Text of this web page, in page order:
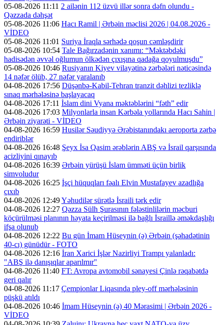
05-08-2026 11:11 2 ailənin 112 üzvü illər sonra dəfn olundu -
Qəzzada dəhşət
05-08-2026 11:06 Hacı Ramil | Ərbəin məclisi 2026 | 04.08.2026 -
VİDEO
05-08-2026 11:01 Suriya İraqla sərhədə qoşun cəmləşdirir
05-08-2026 10:54 Tale Bağırzadənin xanımı: “Məktəbdəki
hadisədən əvvəl oğlumun ölkədən çıxışına qadağa qoyulmuşdu”
05-08-2026 10:46 Rusiyanın Kiyev vilayətinə zərbələri nəticəsində
14 nəfər ölüb, 27 nəfər yaralanıb
04-08-2026 17:56 Düşənbə-Kabil-Tehran tranzit dəhlizi tezliklə
sınaq mərhələsinə başlayacaq
04-08-2026 17:11 İslam dini Vyana məktəblərini “fəth” edir
04-08-2026 17:03 Milyonlarla insan Kərbəla yollarında Hacı Sahin |
Ərbəin ziyarəti - VİDEO
04-08-2026 16:59 Husilər Səudiyyə Ərəbistanındakı aeroporta zərbə
endiriblər
04-08-2026 16:48 Şeyx İsa Qasim ərəblərin ABŞ və İsrail qarşısında
acizliyini qınayıb
04-08-2026 16:39 Ərbəin yürüşü İslam ümməti üçün birlik
simvoludur
04-08-2026 16:25 İşçi hüquqları fəalı Elvin Mustafayev azadlığa
çıxıb
04-08-2026 12:49Yəhudilər sürətlə İsraili tərk edir
04-08-2026 12:27 Qəzza Sülh Şurasının fələstinlilərin məcburi
köçürülməsi planının həyata keçirilməsi ilə bağlı İsraillə əməkdaşlığı
ifşa olunub
04-08-2026 12:22 Bu gün İmam Hüseynin (ə) Ərbəin (şəhadətinin
40-cı) günüdür - FOTO
04-08-2026 12:16 İran Xarici İşlər Nazirliyi Trampı yalanladı:
"ABŞ ilə danışıqlar aparılmır"
04-08-2026 11:40 FT: Avropa avtomobil sənayesi Çinlə rəqabətdə
geri qalır
04-08-2026 11:17 Çempionlar Liqasında pley-off mərhələsinin
püşkü atıldı
04-08-2026 10:46 İmam Hüseynin (ə) 40 Mərasimi | Ərbəin 2026 -
VİDEO